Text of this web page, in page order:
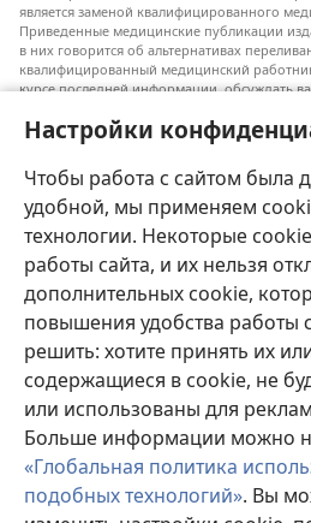
Настройки
Чтобы работа с сайтом была
удобной, мы применяем
технологии. Некоторые
работы сайта, и их нельзя
дополнительных cookie,
повышения удобства работы
решить: хотите принять их
содержащиеся в cookie, не
или использованы для
Больше информации можно
«Глобальная политика
подобных технологий». Вы
является заменой квалифицированного
Приведенные медицинские публикации
в них говорится об альтернативах
квалифицированный медицинский
курсе последней информации, обсуждать
с их состоянием, желаниями, ценностями и
Не все перечисленные методы лечения
Для пациентов. Всегда обращайтесь к
квалифицированному медицинскому
вашим состоянием здоровья или методами
проконсультируйтесь с врачом.
Использование данного сайта
Настроить внешний вид
Copyright© 2026 Watch Tower Bible and